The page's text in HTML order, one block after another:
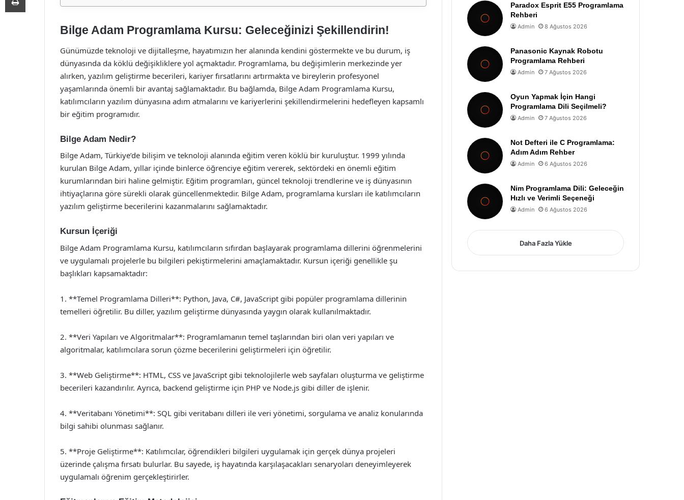
Bilge Adam Programlama Kursu: Geleceğinizi Şekillendirin!
Günümüzde teknoloji ve dijitalleşme, hayatımızın her alanında kendini göstermekte ve bu durum, iş
dünyasında da köklü değişikliklere yol açmaktadır. Programlama, bu değişimlerin merkezinde yer
alırken, yazılım geliştirme becerileri, kariyer fırsatlarını artırmakta ve bireylerin profesyonel
yaşamlarında önemli bir avantaj sağlamaktadır. Bu bağlamda, Bilge Adam Programlama Kursu,
katılımcıların yazılım dünyasına adım atmalarını ve kariyerlerini şekillendirmelerini hedefleyen kapsamlı
bir eğitim programıdır.
Bilge Adam Nedir?
Bilge Adam, Türkiye’de bilişim ve teknoloji alanında eğitim veren köklü bir kuruluştur. 1999 yılında
kurulan Bilge Adam, yıllar içinde binlerce öğrenciye eğitim vererek, sektördeki en önemli eğitim
kurumlarından biri haline gelmiştir. Eğitim programları, güncel teknoloji trendlerine ve iş dünyasının
ihtiyaçlarına göre sürekli olarak güncellenmektedir. Bilge Adam, programlama kursları ile katılımcıların
yazılım geliştirme becerilerini kazanmalarını sağlamaktadır.
Kursun İçeriği
Bilge Adam Programlama Kursu, katılımcıların sıfırdan başlayarak programlama dillerini öğrenmelerini
ve uygulamalı projelerle bu bilgileri pekiştirmelerini amaçlamaktadır. Kursun içeriği genellikle şu
başlıkları kapsamaktadır:
1. **Temel Programlama Dilleri**: Python, Java, C#, JavaScript gibi popüler programlama dillerinin
temelleri öğretilir. Bu diller, yazılım geliştirme dünyasında yaygın olarak kullanılmaktadır.
2. **Veri Yapıları ve Algoritmalar**: Programlamanın temel taşlarından biri olan veri yapıları ve
algoritmalar, katılımcılara sorun çözme becerilerini geliştirmeleri için öğretilir.
3. **Web Geliştirme**: HTML, CSS ve JavaScript gibi teknolojilerle web sayfaları oluşturma ve geliştirme
becerileri kazandırılır. Ayrıca, backend geliştirme için PHP ve Node.js gibi diller de işlenir.
4. **Veritabanı Yönetimi**: SQL gibi veritabanı dilleri ile veri yönetimi, sorgulama ve analiz konularında
bilgi sahibi olunması sağlanır.
5. **Proje Geliştirme**: Katılımcılar, öğrendikleri bilgileri uygulamak için gerçek dünya projeleri
üzerinde çalışma fırsatı bulurlar. Bu sayede, iş hayatında karşılaşacakları senaryoları deneyimleyerek
uygulamalı öğrenim gerçekleştirirler.
Paradox Esprit E55 Programlama
Rehberi
Admin 8 Ağustos 2026
Panasonic Kaynak Robotu
Programlama Rehberi
Admin 7 Ağustos 2026
Oyun Yapmak İçin Hangi
Programlama Dili Seçilmeli?
Admin 7 Ağustos 2026
Not Defteri ile C Programlama:
Adım Adım Rehber
Admin 6 Ağustos 2026
Nim Programlama Dili: Geleceğin
Hızlı ve Verimli Seçeneği
Admin 6 Ağustos 2026
Daha Fazla Yükle